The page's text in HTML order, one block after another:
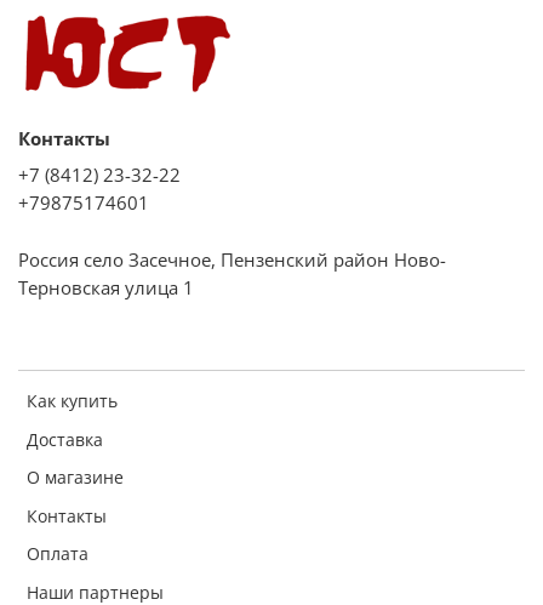
Как купить
Доставка
О магазине
Контакты
Оплата
Наши партнеры
Контакты
+7 (8412) 23-32-22
+79875174601
Россия село Засечное, Пензенский район Ново-
Терновская улица 1